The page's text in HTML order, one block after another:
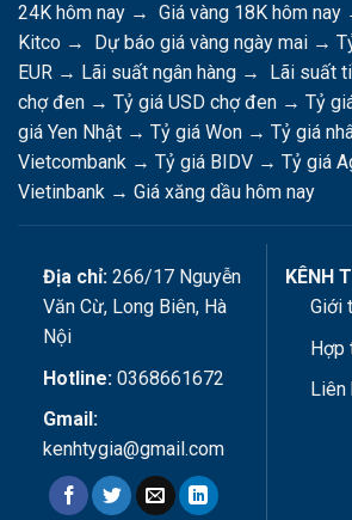
24K hôm nay → Giá vàng 18K hôm nay
Kitco → Dự báo giá vàng ngày mai →
EUR → Lãi suất ngân hàng → Lãi suất
chợ đen → Tỷ giá USD chợ đen → Tỷ
giá Yen Nhật → Tỷ giá Won → Tỷ giá
Vietcombank → Tỷ giá BIDV → Tỷ giá
Vietinbank → Giá xăng dầu hôm nay
Địa chỉ:266/17 Nguyễn
Văn Cừ, Long Biên, Hà
Nội
Hotline:0368661672
Gmail:
kenhtygia@gmail.com
KÊNH
Giới
Hợp
Liên